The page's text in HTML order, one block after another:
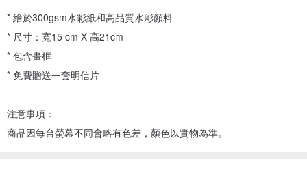
* 繪於300gsm水彩紙和高品質水彩顏料
* 尺寸：寬15 cm X 高21cm
* 包含畫框
* 免費贈送一套明信片
注意事項：
商品因每台螢幕不同會略有色差，顏色以實物為準。